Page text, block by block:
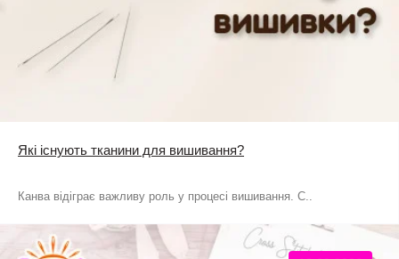
Які існують тканини для вишивання?
Канва відіграє важливу роль у процесі вишивання. С..